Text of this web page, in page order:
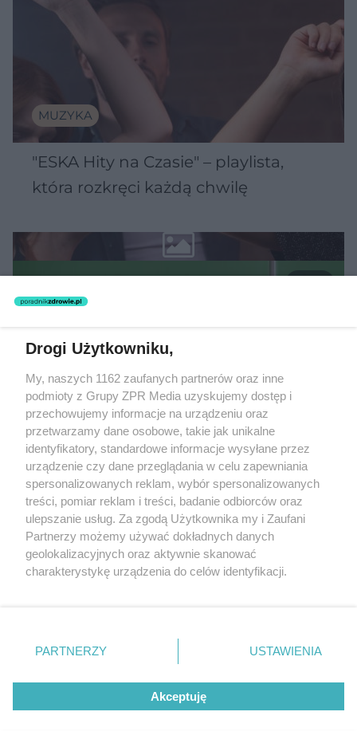
MUZYKA
"ESKA Hity na Czasie" – playlista,
która rozkręci każdą chwilę
Daleko do pięciu porcji dziennie.
Badanie pokazuje, jak Polacy
naprawdę jedzą warzywa i owoce
TEKST SPONSOROWANY
Drogi Użytkowniku,
My, naszych 1162 zaufanych partnerów oraz inne
podmioty z Grupy ZPR Media uzyskujemy dostęp i
przechowujemy informacje na urządzeniu oraz
przetwarzamy dane osobowe, takie jak unikalne
identyfikatory, standardowe informacje wysyłane przez
urządzenie czy dane przeglądania w celu zapewniania
spersonalizowanych reklam, wybór spersonalizowanych
treści, pomiar reklam i treści, badanie odbiorców oraz
ulepszanie usług. Za zgodą Użytkownika my i Zaufani
Partnerzy możemy używać dokładnych danych
geolokalizacyjnych oraz aktywnie skanować
charakterystykę urządzenia do celów identyfikacji.
zmienić/wycofać klikając przycisk ustawień prywatności
znajdujący się w lewym dolnym rogu strony
rodzaje przetwarzania danych nie wymagają zgody
użytkownika, ale masz prawo sprzeciwić się takiemu
przetwarzaniu. Preferencje będą miały zastosowanie tylko
PARTNERZY USTAWIENIA
Akceptuję